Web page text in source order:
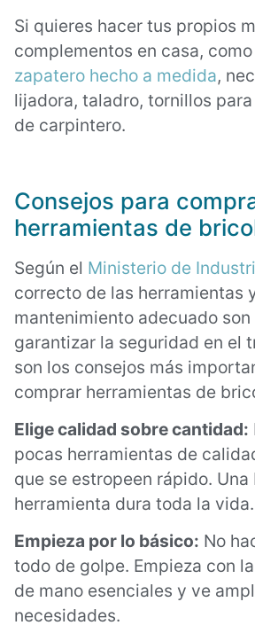
Si quieres hacer tus propios
complementos en casa,
zapatero hecho a medida,
lijadora, taladro, tornillos
de carpintero.
Consejos para
herramientas de
Según el Ministerio de
correcto de las herramientas
mantenimiento adecuado
garantizar la seguridad en el
son los consejos más
comprar herramientas de
Elige calidad sobre cantidad:
pocas herramientas de
que se estropeen rápido. Una
herramienta dura toda la vida.
Empieza por lo básico: No
todo de golpe. Empieza con
de mano esenciales y ve
necesidades.